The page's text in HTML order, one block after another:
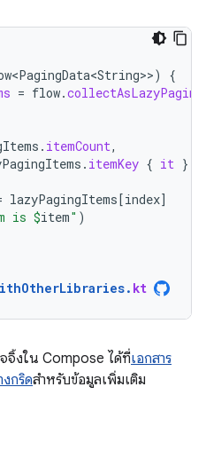
>)
{
= flow.
. itemCount,
. itemKey { it }
lazyPagingItems[index]
is $item" )
. kt
จิ้งใน Compose ได้ที่เอกสาร
กริดสำหรับข้อมูลเพิ่มเติม